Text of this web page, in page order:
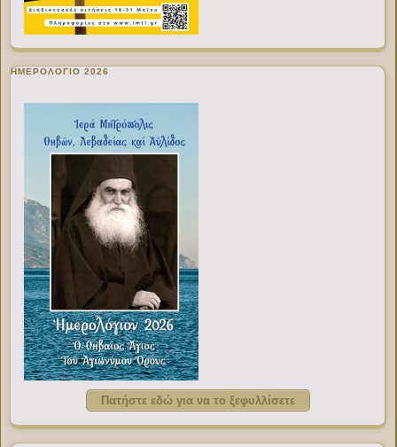
ΗΜΕΡΟΛΟΓΙΟ 2026
Πατήστε εδώ για να το ξεφυλλίσετε